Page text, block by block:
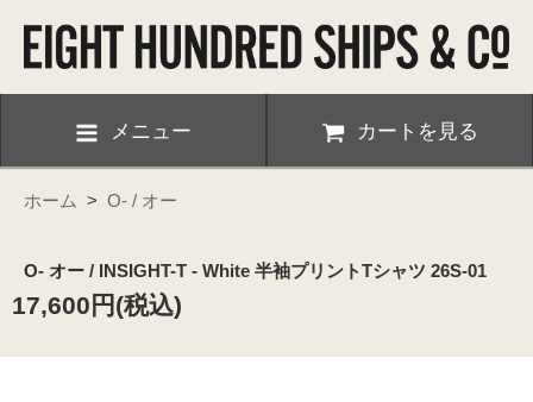
メニュー カートを見る
ホーム > O- / オー
O- オー / INSIGHT-T - White 半袖プリントTシャツ 26S-01
17,600円(税込)